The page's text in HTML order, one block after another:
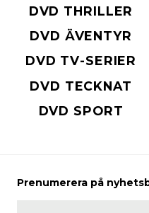
DVD THRILLER
DVD ÄVENTYR
DVD TV-SERIER
DVD TECKNAT
DVD SPORT